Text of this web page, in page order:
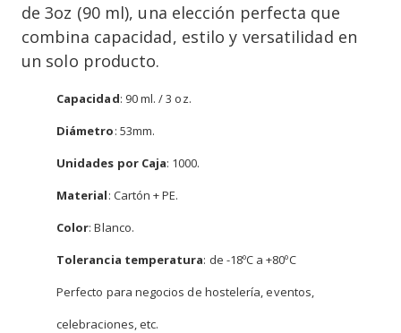
de 3oz (90 ml), una elección perfecta que
combina capacidad, estilo y versatilidad en
un solo producto.
Capacidad: 90 ml. / 3 oz.
Diámetro: 53mm.
Unidades por Caja: 1000.
Material: Cartón + PE.
Color: Blanco.
Tolerancia temperatura: de -18ºC a +80ºC
Perfecto para negocios de hostelería, eventos,
celebraciones, etc.